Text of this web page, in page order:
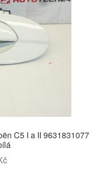
C5 I a II 9631831077